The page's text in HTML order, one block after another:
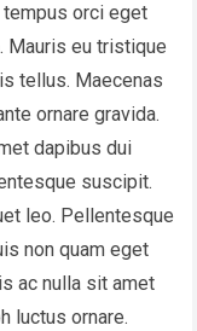
orci eget
Mauris eu tristique
tellus. Maecenas
ornare gravida.
dapibus dui
suscipit.
leo. Pellentesque
non quam eget
ac nulla sit amet
luctus ornare.